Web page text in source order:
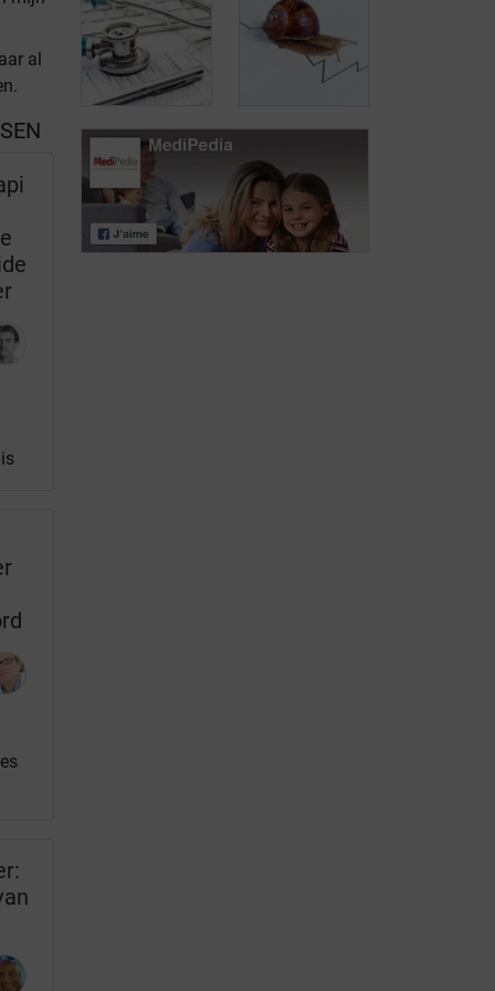
al
Chemotherapie
Risicofactoren
De
verschillende
stadia van
prostaatkanker
Prostaatkanker
kent een trage
evolutie